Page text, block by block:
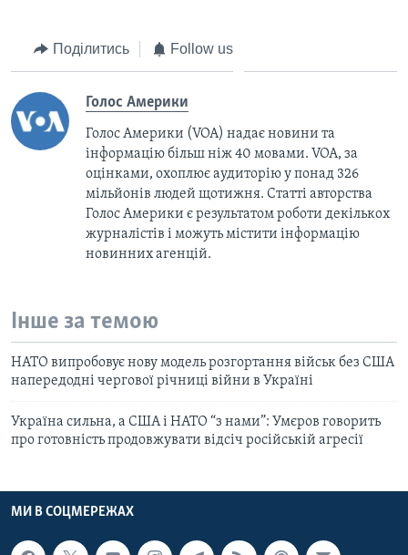
Auto 240p
720p
Поділитись Follow us
Голос Америки
Голос Америки (VOA) надає новини та
інформацію більш ніж 40 мовами. VOA, за
оцінками, охоплює аудиторію у понад 326
мільйонів людей щотижня. Статті авторства
Голос Америки є результатом роботи декількох
журналістів і можуть містити інформацію
новинних агенцій.
Інше за темою
НАТО випробовує нову модель розгортання військ без США
напередодні чергової річниці війни в Україні
Україна сильна, а США і НАТО “з нами”: Умєров говорить
про готовність продовжувати відсіч російській агресії
МИ В СОЦМЕРЕЖАХ